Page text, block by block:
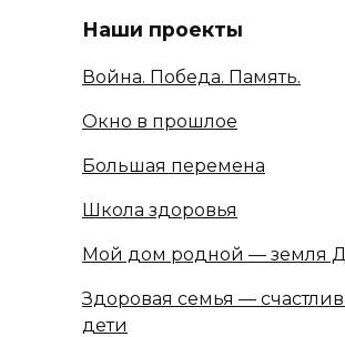
Наши проекты
Война. Победа. Память.
Окно в прошлое
Большая перемена
Школа здоровья
Мой дом родной — земля
Здоровая семья —
дети